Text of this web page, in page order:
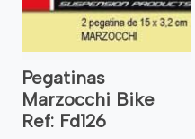
Pegatinas
Marzocchi Bike
Ref: Fd126